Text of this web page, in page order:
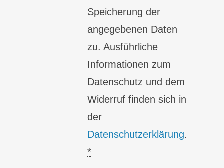
Speicherung der
angegebenen Daten
zu. Ausführliche
Informationen zum
Datenschutz und dem
Widerruf finden sich in
der
Datenschutzerklärung.
*